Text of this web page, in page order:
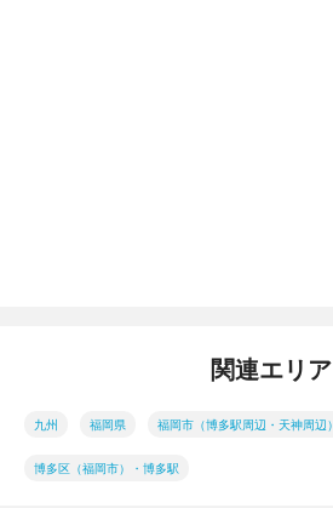
関連エリア
九州 福岡県 福岡市（博多駅周辺・天神周辺）
博多区（福岡市）・博多駅